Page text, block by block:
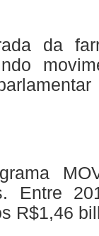
da
Entre
R$1,46